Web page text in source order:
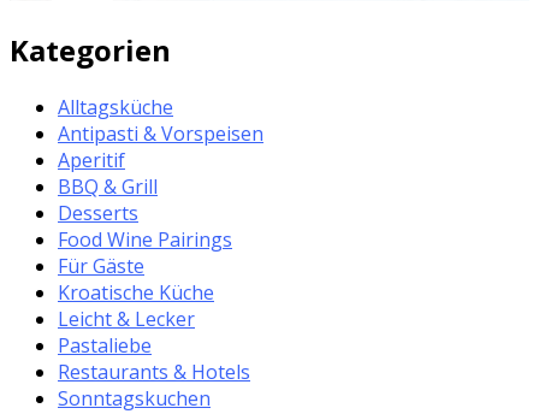
Kategorien
Alltagsküche
Antipasti & Vorspeisen
Aperitif
BBQ & Grill
Desserts
Food Wine Pairings
Für Gäste
Kroatische Küche
Leicht & Lecker
Pastaliebe
Restaurants & Hotels
Sonntagskuchen